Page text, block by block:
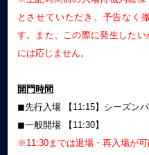
とさせていただき、予告なく
す。また、この際に発生した
には応じません。
開門時間
◼︎先行入場 【11:15】シーズン
◼︎一般開場 【11:30】
※11:30までは退場・再入場が可